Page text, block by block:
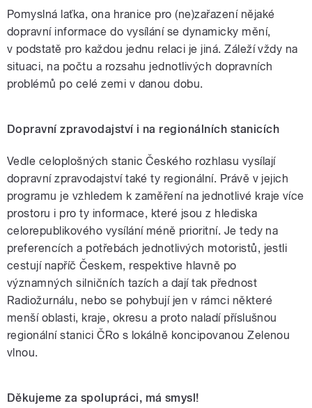
Pomyslná laťka, ona hranice pro (ne)zařazení nějaké
dopravní informace do vysílání se dynamicky mění,
v podstatě pro každou jednu relaci je jiná. Záleží vždy na
situaci, na počtu a rozsahu jednotlivých dopravních
problémů po celé zemi v danou dobu.
Dopravní zpravodajství i na regionálních stanicích
Vedle celoplošných stanic Českého rozhlasu vysílají
dopravní zpravodajství také ty regionální. Právě v jejich
programu je vzhledem k zaměření na jednotlivé kraje více
prostoru i pro ty informace, které jsou z hlediska
celorepublikového vysílání méně prioritní. Je tedy na
preferencích a potřebách jednotlivých motoristů, jestli
cestují napříč Českem, respektive hlavně po
významných silničních tazích a dají tak přednost
Radiožurnálu, nebo se pohybují jen v rámci některé
menší oblasti, kraje, okresu a proto naladí příslušnou
regionální stanici ČRo s lokálně koncipovanou Zelenou
vlnou.
Děkujeme za spolupráci, má smysl!